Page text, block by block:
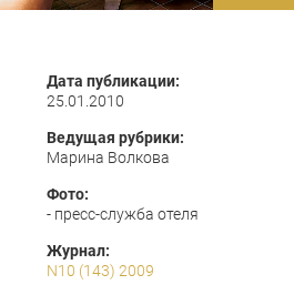
Дата публикации:
25.01.2010
Ведущая рубрики:
Марина Волкова
Фото:
- пресс-служба отеля
Журнал:
N10 (143) 2009